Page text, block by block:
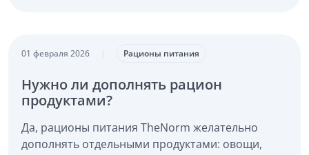
01 февраля 2026 | Рационы питания
Нужно ли дополнять рацион
продуктами?
Да, рационы питания TheNorm желательно
дополнять отдельными продуктами: овощи,